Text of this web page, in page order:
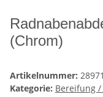
(Chrom)
Artikelnummer: 28971
Kategorie: Bereifung /